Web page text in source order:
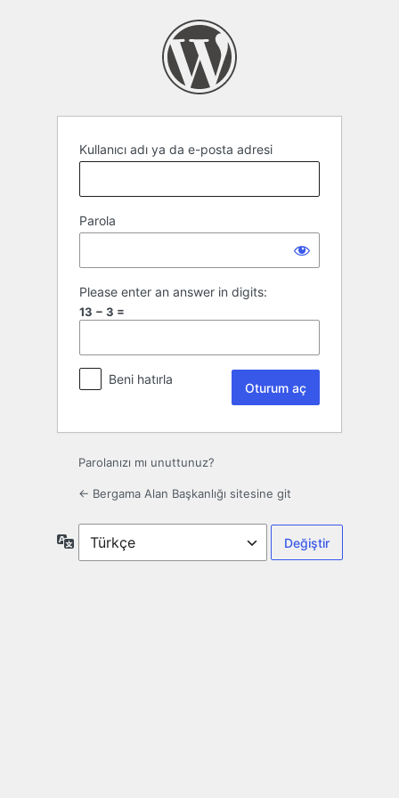
Kullanıcı adı ya da e-posta adresi
Parola
Please enter an answer in digits:
13 − 3 =
Beni hatırla
Parolanızı mı unuttunuz?
← Bergama Alan Başkanlığı sitesine git
Dil